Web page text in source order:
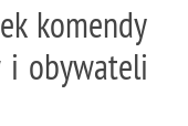
komendy
obywateli